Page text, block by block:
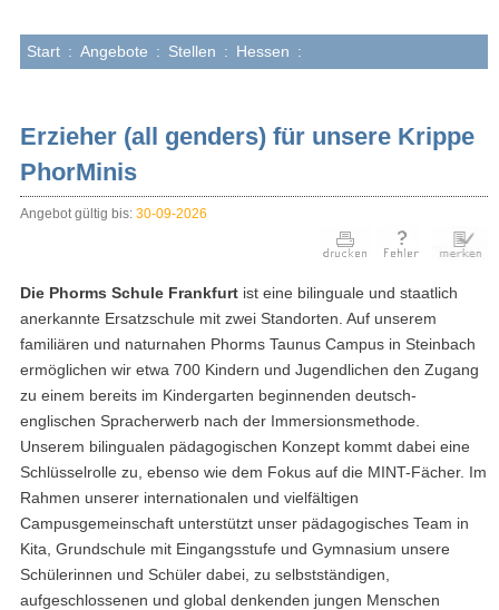
Start : Angebote : Stellen : Hessen :
Erzieher (all genders) für unsere Krippe
PhorMinis
Angebot gültig bis: 30-09-2026
Die Phorms Schule Frankfurt ist eine bilinguale und staatlich
anerkannte Ersatzschule mit zwei Standorten. Auf unserem
familiären und naturnahen Phorms Taunus Campus in Steinbach
ermöglichen wir etwa 700 Kindern und Jugendlichen den Zugang
zu einem bereits im Kindergarten beginnenden deutsch-
englischen Spracherwerb nach der Immersionsmethode.
Unserem bilingualen pädagogischen Konzept kommt dabei eine
Schlüsselrolle zu, ebenso wie dem Fokus auf die MINT-Fächer. Im
Rahmen unserer internationalen und vielfältigen
Campusgemeinschaft unterstützt unser pädagogisches Team in
Kita, Grundschule mit Eingangsstufe und Gymnasium unsere
Schülerinnen und Schüler dabei, zu selbstständigen,
aufgeschlossenen und global denkenden jungen Menschen